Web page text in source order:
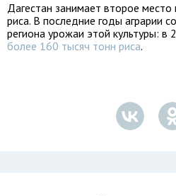
Дагестан занимает второе
риса. В последние годы аграрии
региона урожаи этой культуры:
более 160 тысяч тонн риса.